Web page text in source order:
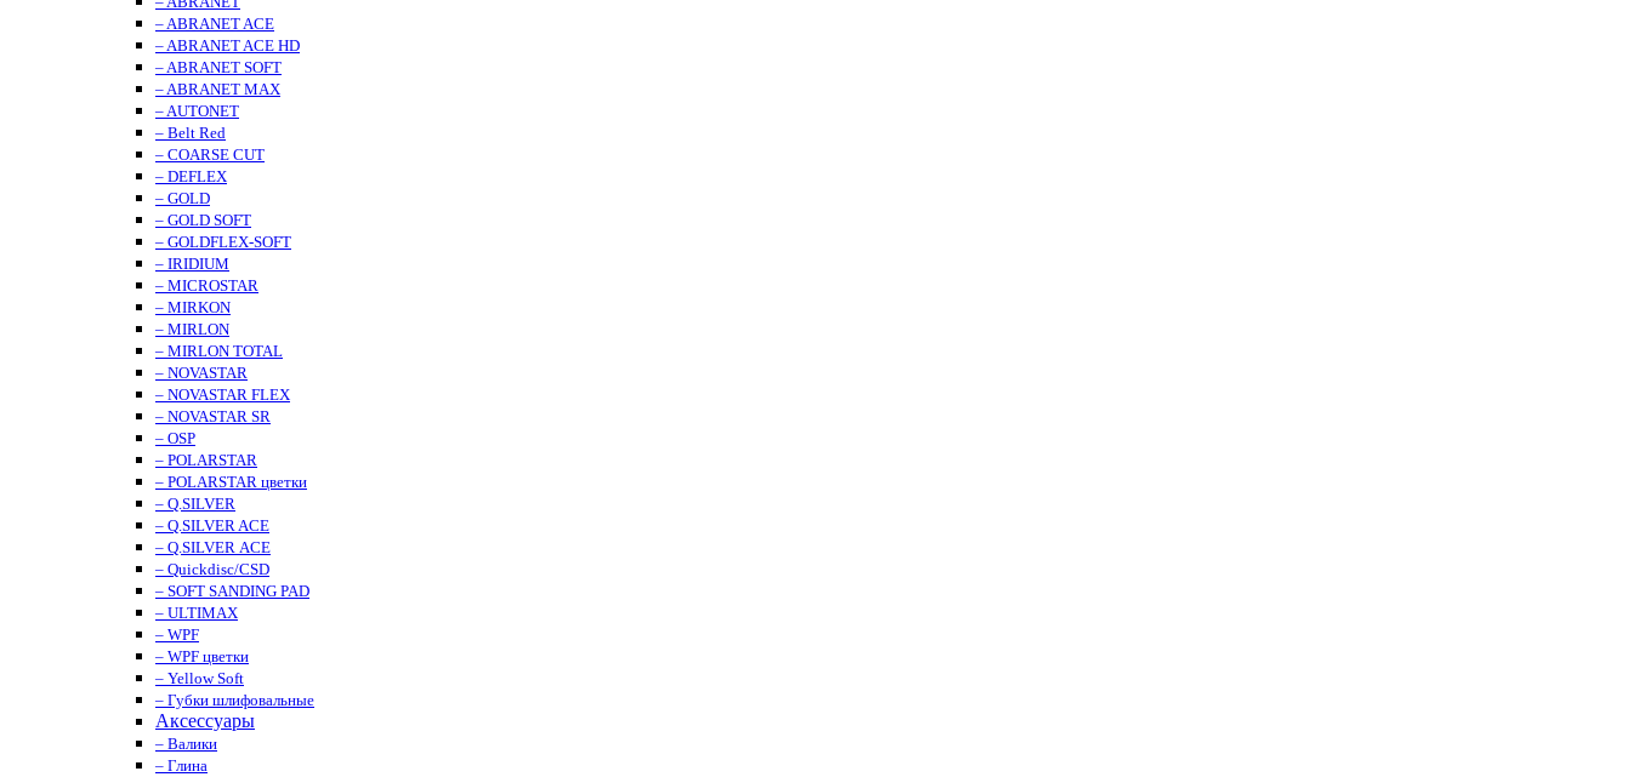
– ABRANET ACE
– ABRANET ACE HD
– ABRANET SOFT
– ABRANET MAX
– AUTONET
– Belt Red
– COARSE CUT
– DEFLEX
– GOLD
– GOLD SOFT
– GOLDFLEX-SOFT
– IRIDIUM
– MICROSTAR
– MIRKON
– MIRLON
– MIRLON TOTAL
– NOVASTAR
– NOVASTAR FLEX
– NOVASTAR SR
– OSP
– POLARSTAR
– POLARSTAR цветки
– Q.SILVER
– Q.SILVER ACE
– Q.SILVER ACE
– Quickdisc/CSD
– SOFT SANDING PAD
– ULTIMAX
– WPF
– WPF цветки
– Yellow Soft
– Губки шлифовальные
Аксессуары
– Валики
– Глина